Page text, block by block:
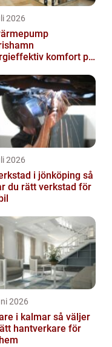
2026
komfort på
2026
i jönköping så
du rätt verkstad för
2026
i kalmar så väljer
hantverkare för